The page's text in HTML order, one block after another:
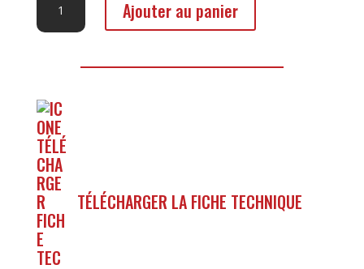
Gants
Ajouter au panier
TÉLÉCHARGER LA FICHE TECHNIQUE